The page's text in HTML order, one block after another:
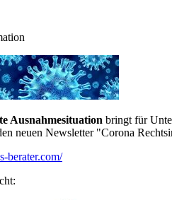
Ausnahmesituation bringt für
neuen Newsletter "Corona
berater.com/